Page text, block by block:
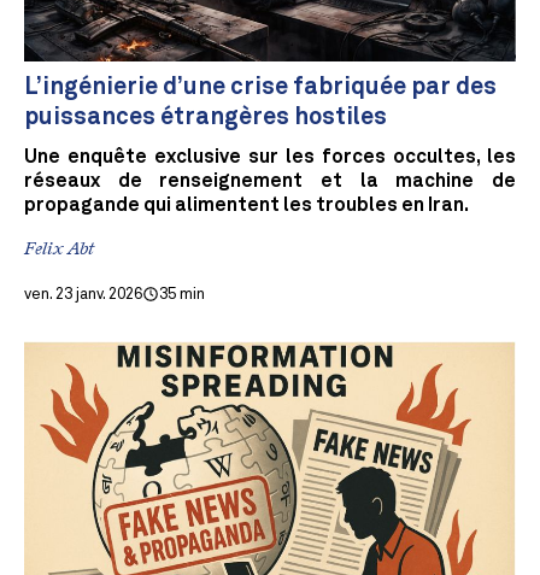
L’ingénierie d’une crise fabriquée par des
puissances étrangères hostiles
Une enquête exclusive sur les forces occultes, les
réseaux de renseignement et la machine de
propagande qui alimentent les troubles en Iran.
Felix Abt
ven. 23 janv. 2026 35 min